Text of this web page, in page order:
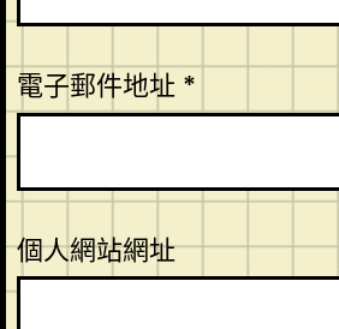
電子郵件地址 *
個人網站網址